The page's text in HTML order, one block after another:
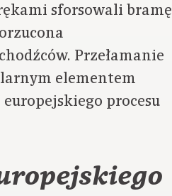
sforsowali bramę
Przełamanie
elementem
procesu